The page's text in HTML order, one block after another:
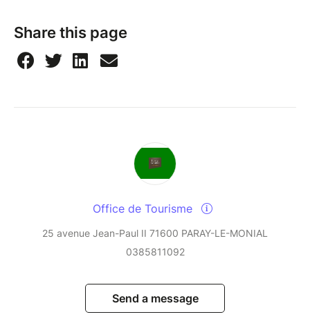
Share this page
Office de Tourisme
25 avenue Jean-Paul II 71600 PARAY-LE-MONIAL
0385811092
Send a message